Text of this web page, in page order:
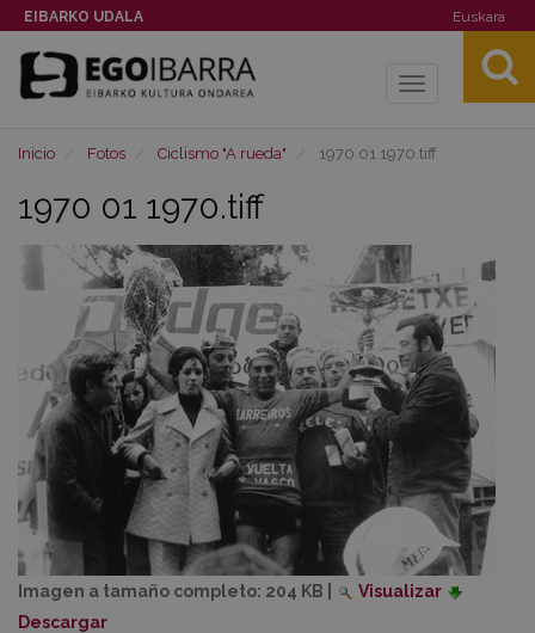
EIBARKO UDALA Euskara
Toggle
Inicio Fotos Ciclismo "A rueda" 1970 01 1970.tiff
1970 01 1970.tiff
Imagen a tamaño completo: 204 KB
Visualizar
Descargar